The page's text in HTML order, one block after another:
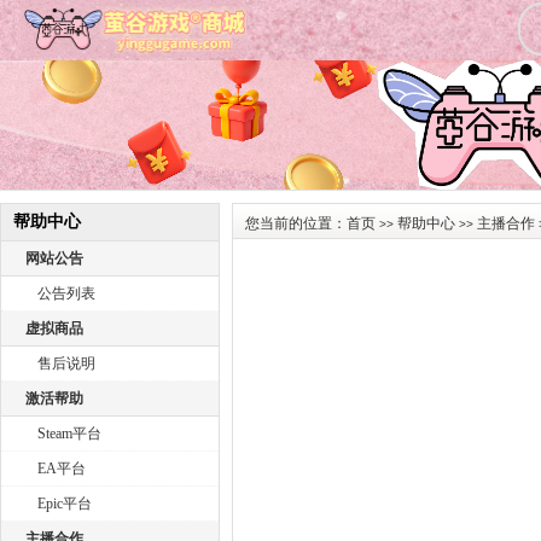
帮助中心
网站公告
公告列表
虚拟商品
售后说明
激活帮助
Steam平台
EA平台
Epic平台
您当前的位置： 首页 >> 帮助中心 >> 主播合作